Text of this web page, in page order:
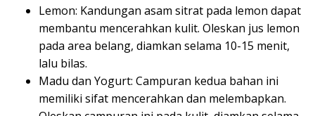
Lemon: Kandungan asam sitrat pada lemon dapat
membantu mencerahkan kulit. Oleskan jus lemon
pada area belang, diamkan selama 10-15 menit,
lalu bilas.
Madu dan Yogurt: Campuran kedua bahan ini
memiliki sifat mencerahkan dan melembapkan.